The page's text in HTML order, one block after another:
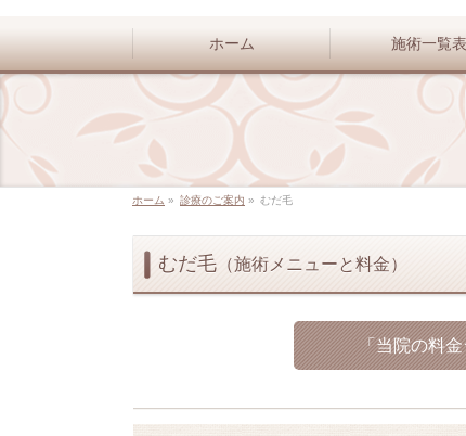
ホーム 施術一覧表
ホーム » 診療のご案内 » むだ毛
むだ毛 （施術メニューと料金）
「当院の料